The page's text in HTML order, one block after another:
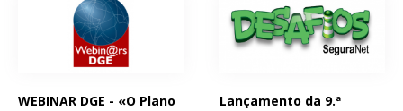
WEBINAR DGE - «O Plano
Lançamento da 9.ª